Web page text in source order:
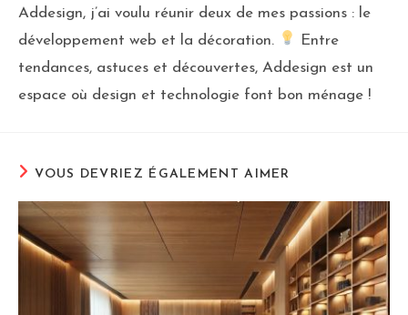
Addesign, j’ai voulu réunir deux de mes passions : le
développement web et la décoration.
Entre
tendances, astuces et découvertes, Addesign est un
espace où design et technologie font bon ménage !
VOUS DEVRIEZ ÉGALEMENT AIMER